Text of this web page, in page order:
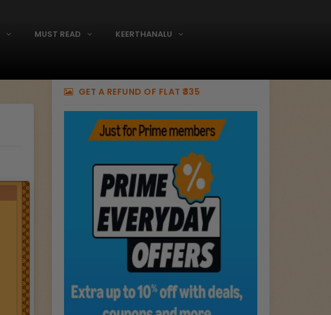
MUST READ KEERTHANALU
GET A REFUND OF FLAT ₹335